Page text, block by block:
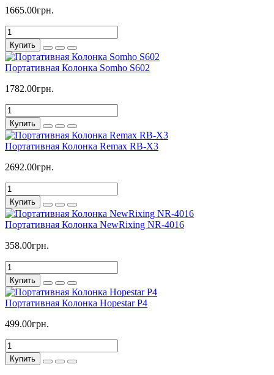
1665.00грн.
Купить
Портативная Колонка Somho S602
1782.00грн.
Купить
Портативная Колонка Remax RB-X3
2692.00грн.
Купить
Портативная Колонка NewRixing NR-4016
358.00грн.
Купить
Портативная Колонка Hopestar P4
499.00грн.
Купить